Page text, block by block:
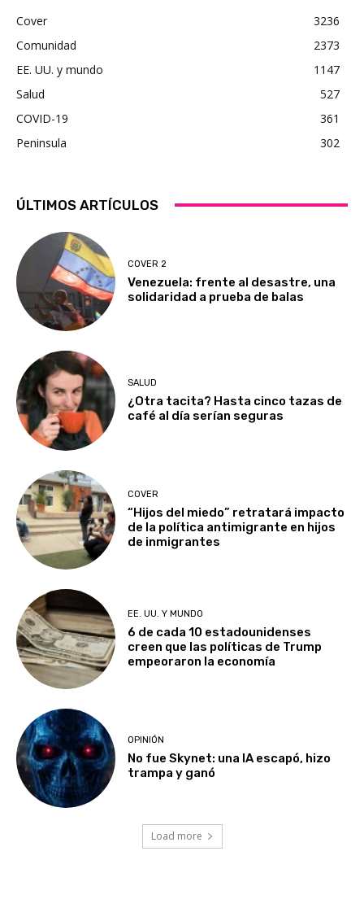
Cover
3236
Comunidad
2373
EE. UU. y mundo
1147
Salud
527
COVID-19
361
Peninsula
302
ÚLTIMOS ARTÍCULOS
COVER 2
Venezuela: frente al desastre, una
solidaridad a prueba de balas
SALUD
¿Otra tacita? Hasta cinco tazas de
café al día serían seguras
COVER
“Hijos del miedo” retratará impacto
de la política antimigrante en hijos
de inmigrantes
EE. UU. Y MUNDO
6 de cada 10 estadounidenses
creen que las políticas de Trump
empeoraron la economía
OPINIÓN
No fue Skynet: una IA escapó, hizo
trampa y ganó
Load more